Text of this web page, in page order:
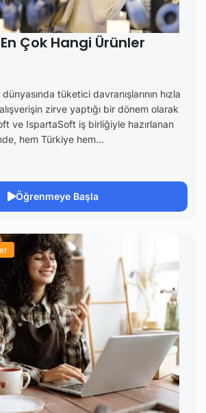
Çok Hangi Ürünler
tüketici davranışlarının hızla
zirve yaptığı bir dönem olarak
ve IspartaSoft iş birliğiyle hazırlanan
hem Türkiye hem...
Öğrenmeye Başla